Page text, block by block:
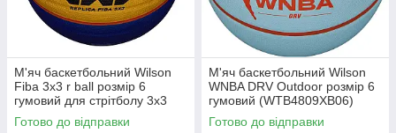
М'яч баскетбольний Wilson
Fiba 3x3 r ball розмір 6
гумовий для стрітболу 3х3
(WTB1033XB)
Готово до відправки
М'яч баскетбольний Wilson
WNBA DRV Outdoor розмір 6
гумовий (WTB4809XB06)
Готово до відправки